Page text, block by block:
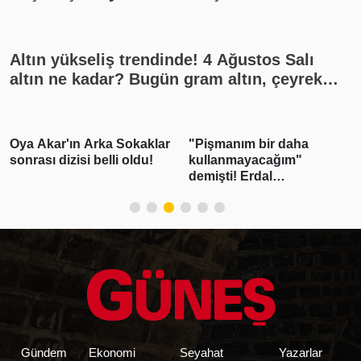
Altın yükseliş trendinde! 4 Ağustos Salı
altın ne kadar? Bugün gram altın, çeyrek
rakamları, canlı takip
Oya Akar'ın Arka Sokaklar
sonrası dizisi belli oldu!
"Pişmanım bir daha
kullanmayacağım"
demişti! Erdal
testi pozitif çıktı
Gündem Ekonomi Seyahat Yazarlar